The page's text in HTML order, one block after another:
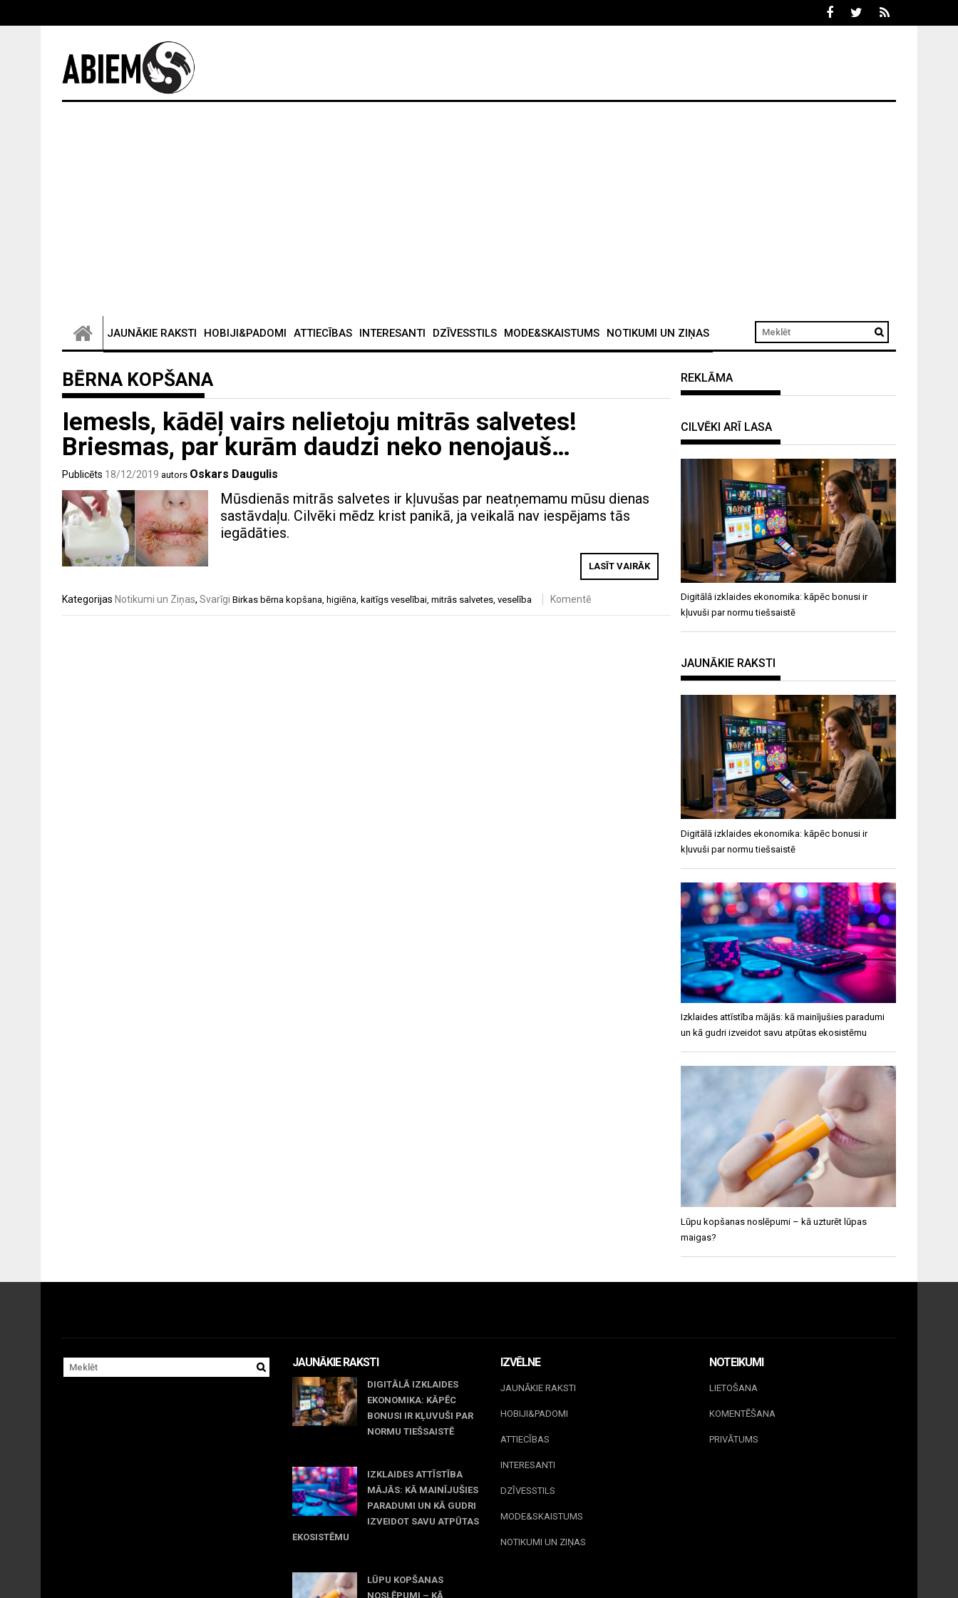
JAUNĀKIE RAKSTI HOBIJI&PADOMI ATTIECĪBAS INTERESANTI DZĪVESSTILS MODE&SKAISTUMS NOTIKUMI UN ZIŅAS
BĒRNA KOPŠANA
Iemesls, kādēļ vairs nelietoju mitrās salvetes!
Briesmas, par kurām daudzi neko nenojauš…
Publicēts 18/12/2019 autors Oskars Daugulis
Mūsdienās mitrās salvetes ir kļuvušas par neatņemamu mūsu dienas
sastāvdaļu. Cilvēki mēdz krist panikā, ja veikalā nav iespējams tās
iegādāties.
LASĪT VAIRĀK
Kategorijas Notikumi un Ziņas, Svarīgi Birkas bērna kopšana, higiēna, kaitīgs veselībai, mitrās salvetes, veselība Komentē
REKLĀMA
CILVĒKI ARĪ LASA
Digitālā izklaides ekonomika: kāpēc bonusi ir
kļuvuši par normu tiešsaistē
JAUNĀKIE RAKSTI
Digitālā izklaides ekonomika: kāpēc bonusi ir
kļuvuši par normu tiešsaistē
Izklaides attīstība mājās: kā mainījušies paradumi
un kā gudri izveidot savu atpūtas ekosistēmu
Lūpu kopšanas noslēpumi – kā uzturēt lūpas
maigas?
JAUNĀKIE RAKSTI
DIGITĀLĀ IZKLAIDES
EKONOMIKA: KĀPĒC
BONUSI IR KĻUVUŠI PAR
NORMU TIEŠSAISTĒ
IZKLAIDES ATTĪSTĪBA
MĀJĀS: KĀ MAINĪJUŠIES
PARADUMI UN KĀ GUDRI
IZVEIDOT SAVU ATPŪTAS
EKOSISTĒMU
LŪPU KOPŠANAS
NOSLĒPUMI – KĀ
IZVĒLNE
JAUNĀKIE RAKSTI
HOBIJI&PADOMI
ATTIECĪBAS
INTERESANTI
DZĪVESSTILS
MODE&SKAISTUMS
NOTIKUMI UN ZIŅAS
NOTEIKUMI
LIETOŠANA
KOMENTĒŠANA
PRIVĀTUMS